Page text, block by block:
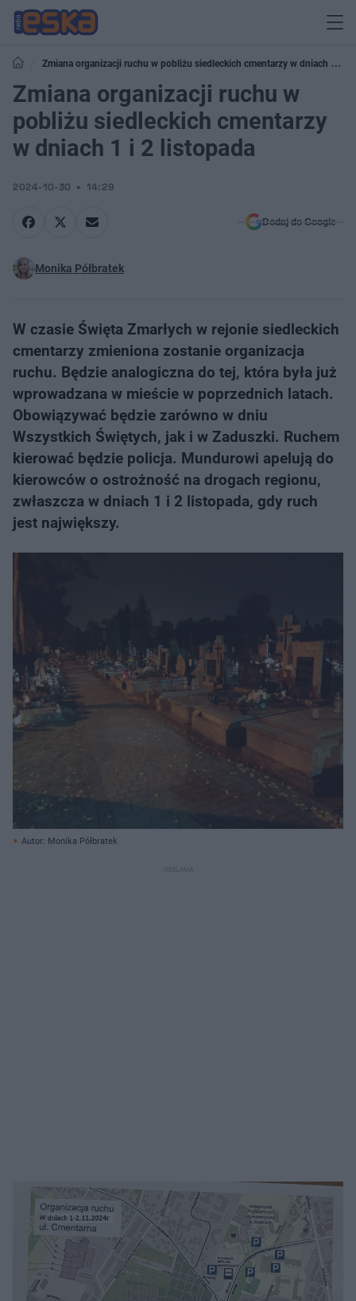
Zmiana organizacji ruchu w pobliżu siedleckich cmentarzy w dniach 1 i 2
listopada
Zmiana organizacji ruchu w
pobliżu siedleckich cmentarzy
w dniach 1 i 2 listopada
2024-10-30 14:29
Dodaj do Google
Monika Półbratek
W czasie Święta Zmarłych w rejonie siedleckich
cmentarzy zmieniona zostanie organizacja
ruchu. Będzie analogiczna do tej, która była już
wprowadzana w mieście w poprzednich latach.
Obowiązywać będzie zarówno w dniu
Wszystkich Świętych, jak i w Zaduszki. Ruchem
kierować będzie policja. Mundurowi apelują do
kierowców o ostrożność na drogach regionu,
zwłaszcza w dniach 1 i 2 listopada, gdy ruch
jest największy.
Autor: Monika Półbratek